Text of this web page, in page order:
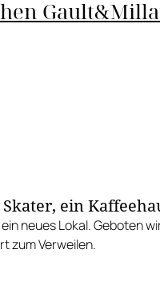
ein
neues Lokal. Geboten
zum Verweilen.